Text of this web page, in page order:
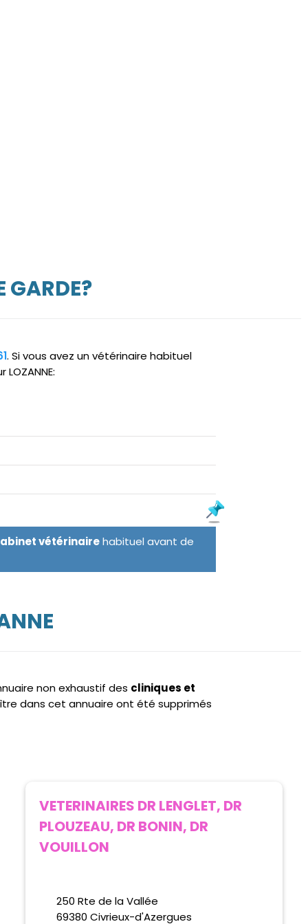
GARDE?
. Si vous avez un vétérinaire habituel
vétérinairehabituel avant de
non exhaustif des cliniques et
dans cet annuaire ont été supprimés
VETERINAIRES DR LENGLET, DR
PLOUZEAU, DR BONIN, DR
VOUILLON
250 Rte de la Vallée
69380 Civrieux-d'Azergues